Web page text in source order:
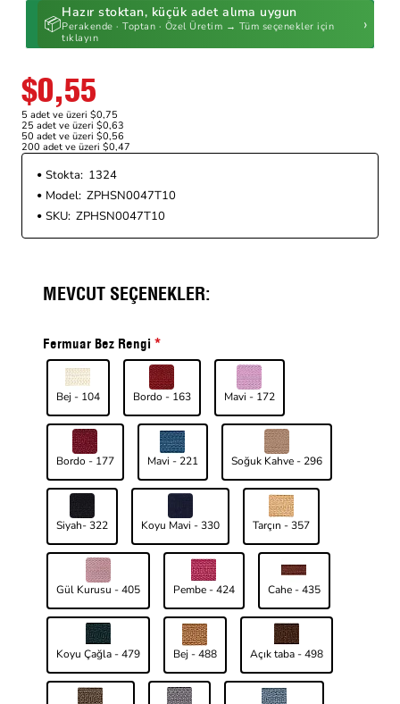
📦
Hazır stoktan, küçük adet alıma uygun
Perakende · Toptan · Özel Üretim → Tüm seçenekler için
tıklayın
›
$0,55
5 adet ve üzeri $0,75
25 adet ve üzeri $0,63
50 adet ve üzeri $0,56
200 adet ve üzeri $0,47
Stokta: 1324
Model: ZPHSN0047T10
SKU: ZPHSN0047T10
MEVCUT SEÇENEKLER:
Fermuar Bez Rengi
Bej - 104 Bordo - 163 Mavi - 172
Bordo - 177 Mavi - 221 Soğuk Kahve - 296
Siyah- 322 Koyu Mavi - 330 Tarçın - 357
Gül Kurusu - 405 Pembe - 424 Cahe - 435
Koyu Çağla - 479 Bej - 488 Açık taba - 498